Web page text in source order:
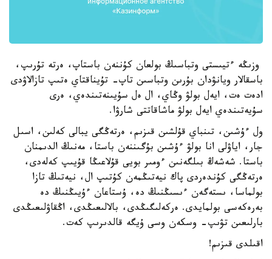
وزىڭە ءتيىستى وتباسىڭ بولعان كۇننەن باستاپ، ەرتە تۇرىپ،
باسقالار ويانۋدان بۇرىن وتباسىن تاپ- تۇيناقتاي ەتىپ تازالاۋدى
ادەت ەت، ايەل بولۋ وڭاي، ال ەل سۇيىنەتىندەي، ەرى
سۇيەتىندەي ايەل بولۋ ماشاقاتتى شارۋا.
ول ءۇشىن، تىنباي قۇلشىن قىزىم، ەرتەڭگى يبالى كەلىن، اسىل
جار، اياۋلى انا بولۋ ءۇشىن بۇگىننەن باستا، مەنىڭ الدىمنان
باستا. شەشەڭ بىلگەنىن ءومىر بويى قۇلاعىڭا قۇيىپ كەلەدى،
ەرتەڭگى كۇندەردى پاك نيەتىڭمەن كۇتىپ ال، نيەتىڭ تازا
بولماسا، ىستەگەن ءىسىڭنىڭ دە، ۇستاعان ءۇيىڭنىڭ دە
بەرەكەسى بولمايدى. ەركەلىگىڭدى، بالالىعىڭدى، اڭقاۋلىعىڭدى
بارلىعىن تۋىپ- وسكەن وسى ۇيگە قالدىرىپ كەت.
اقىلدى قىزىم!